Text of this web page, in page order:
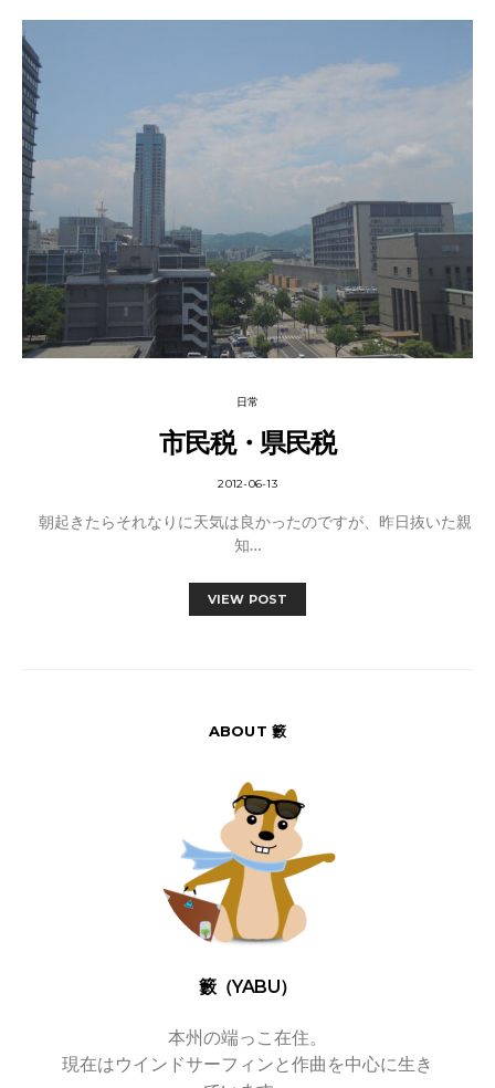
日常
市民税・県民税
2012-06-13
朝起きたらそれなりに天気は良かったのですが、昨日抜いた親
知…
VIEW POST
ABOUT 籔
籔（YABU）
本州の端っこ在住。
現在はウインドサーフィンと作曲を中心に生き